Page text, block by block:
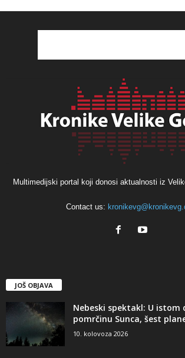
Multimedijski portal koji donosi aktualnosti iz
Contact us:
JOŠ OBJAVA
Nebeski spektakl: U istom
pomrčinu Sunca, šest
10. kolovoza 2026